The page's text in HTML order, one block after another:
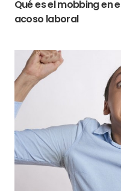
Qué es el mobbing en
acoso laboral